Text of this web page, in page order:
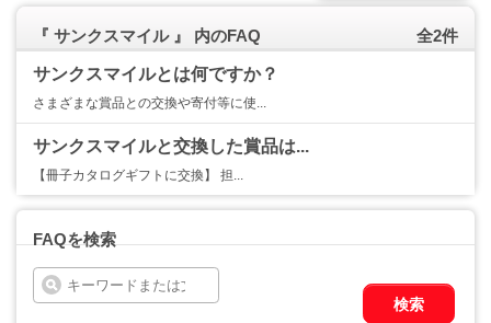
『 サンクスマイル 』 内のFAQ 全2件
サンクスマイルとは何ですか？
さまざまな賞品との交換や寄付等に使...
サンクスマイルと交換した賞品は...
【冊子カタログギフトに交換】 担...
FAQを検索
検索